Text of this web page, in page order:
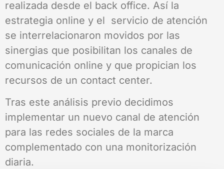
realizada desde el back office. Así la
estrategia online y el servicio de atención
se interrelacionaron movidos por las
sinergias que posibilitan los canales de
comunicación online y que propician los
recursos de un contact center.
Tras este análisis previo decidimos
implementar un nuevo canal de atención
para las redes sociales de la marca
complementado con una monitorización
diaria.